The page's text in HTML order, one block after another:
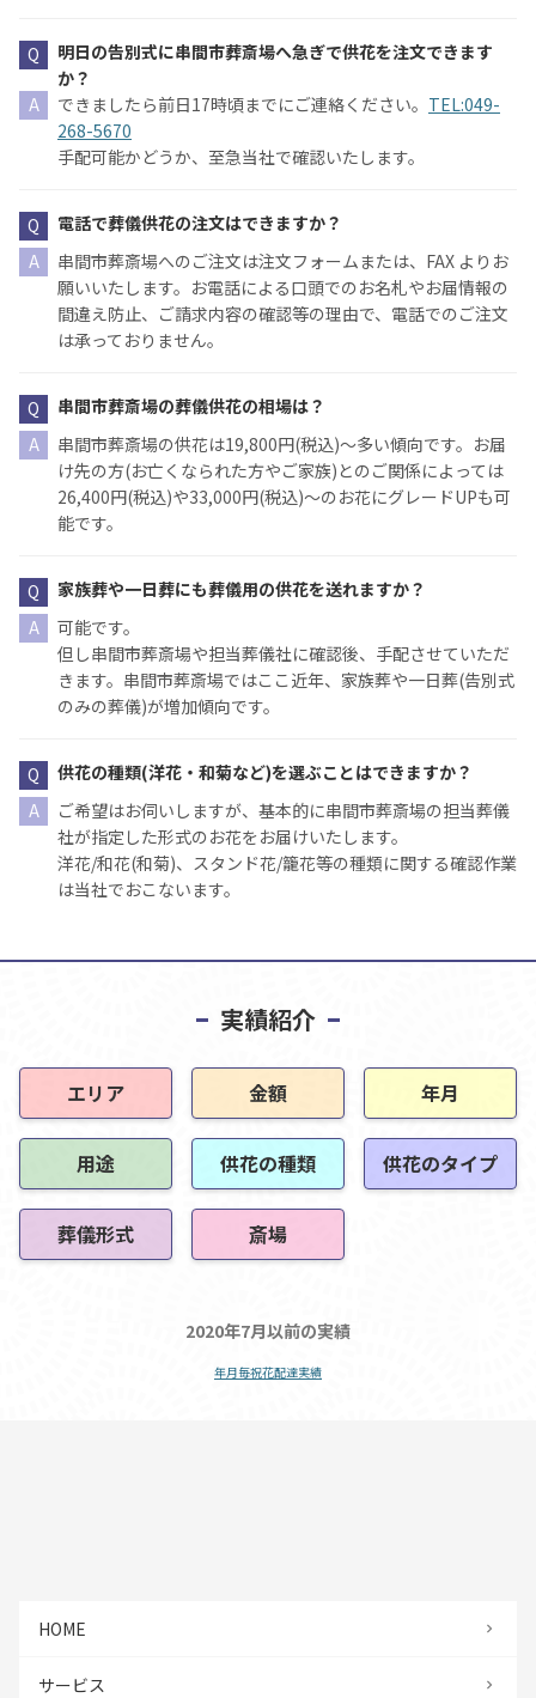
明日の告別式に串間市葬斎場へ急ぎで供花を注文できます
か？
できましたら前日17時頃までにご連絡ください。 TEL:049-
268-5670
手配可能かどうか、至急当社で確認いたします。
電話で葬儀供花の注文はできますか？
串間市葬斎場へのご注文は注文フォームまたは、FAX よりお
願いいたします。お電話による口頭でのお名札やお届情報の
間違え防止、ご請求内容の確認等の理由で、電話でのご注文
は承っておりません。
串間市葬斎場の葬儀供花の相場は？
串間市葬斎場の供花は19,800円(税込)〜多い傾向です。お届
け先の方(お亡くなられた方やご家族)とのご関係によっては
26,400円(税込)や33,000円(税込)〜のお花にグレードUPも可
能です。
家族葬や一日葬にも葬儀用の供花を送れますか？
可能です。
但し串間市葬斎場や担当葬儀社に確認後、手配させていただ
きます。串間市葬斎場ではここ近年、家族葬や一日葬(告別式
のみの葬儀)が増加傾向です。
供花の種類(洋花・和菊など)を選ぶことはできますか？
ご希望はお伺いしますが、基本的に串間市葬斎場の担当葬儀
社が指定した形式のお花をお届けいたします。
洋花/和花(和菊)、スタンド花/籠花等の種類に関する確認作業
は当社でおこないます。
実績紹介
エリア 金額 年月
用途 供花の種類 供花のタイプ
葬儀形式 斎場
2020年7月以前の実績
年月毎祝花配達実績
HOME
サービス